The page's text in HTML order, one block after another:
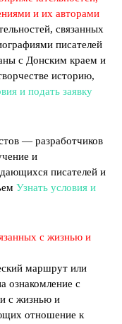
и их авторами
связанных
писателей
с Донским краем и
историю,
и подать заявку
— разработчиков
и
писателей и
Узнать условия и
с жизнью и
маршрут или
ознакомление с
с жизнью и
отношение к